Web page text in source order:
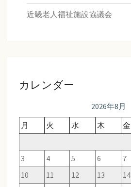
近畿老人福祉施設協議会
カレンダー
2026年8月
月
火 水 木 金
3
4 5 6 7
10
11 12 13 14